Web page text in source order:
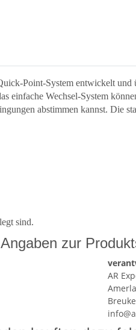
Point-System entwickelt
Wechsel-System
abstimmen kannst. Die
sind.
Angaben zur
AR